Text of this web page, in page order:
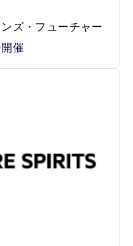
ズ・フューチャー
催